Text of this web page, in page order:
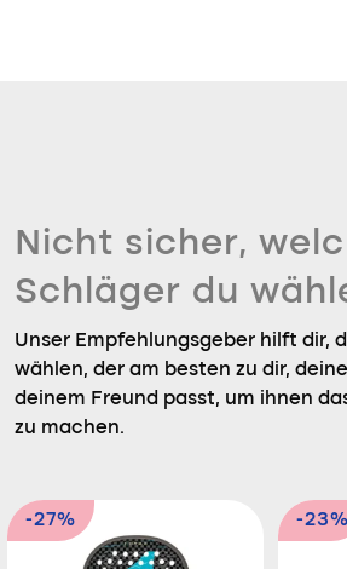
Nicht sicher,
Schläger du
Unser Empfehlungsgeber hilft dir,
wählen, der am besten zu dir,
deinem Freund passt, um ihnen
zu machen.
-27% -23%